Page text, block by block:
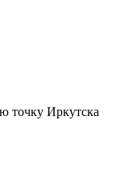
точку Иркутска